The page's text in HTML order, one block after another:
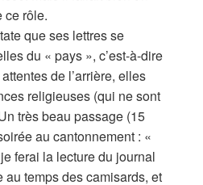
ce rôle.
que ses lettres se
du « pays », c’est-à-dire
de l’arrière, elles
religieuses (qui ne sont
très beau passage (15
au cantonnement : «
ferai la lecture du journal
au temps des camisards, et